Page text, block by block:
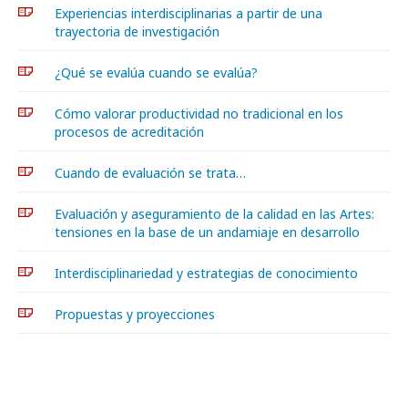
Experiencias interdisciplinarias a partir de una
trayectoria de investigación
¿Qué se evalúa cuando se evalúa?
Cómo valorar productividad no tradicional en los
procesos de acreditación
Cuando de evaluación se trata…
Evaluación y aseguramiento de la calidad en las Artes:
tensiones en la base de un andamiaje en desarrollo
Interdisciplinariedad y estrategias de conocimiento
Propuestas y proyecciones